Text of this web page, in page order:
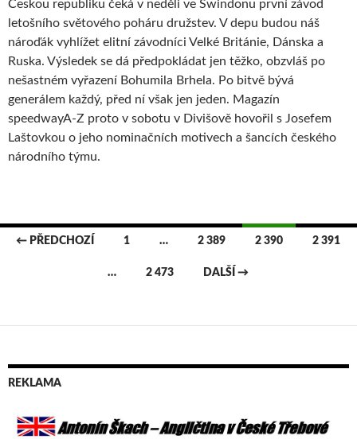
Českou republiku čeká v neděli ve Swindonu první závod
letošního světového poháru družstev. V depu budou náš
nároďák vyhlížet elitní závodníci Velké Británie, Dánska a
Ruska. Výsledek se dá předpokládat jen těžko, obzvláš po
nešastném vyřazení Bohumila Brhela. Po bitvě bývá
generálem každý, před ní však jen jeden. Magazín
speedwayA-Z proto v sobotu v Divišově hovořil s Josefem
Laštovkou o jeho nominačních motivech a šancích českého
národního týmu.
příspěvky
← PŘEDCHOZÍ 1 … 2 389 2 390 2 391
… 2 473 DALŠÍ →
REKLAMA